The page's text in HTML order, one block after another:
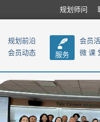
规划师问
规划前沿
会员动态 服务
会员
微 课